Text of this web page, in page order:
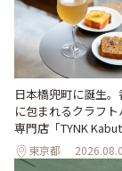
日本橋兜町に誕生
に包まれるクラフ
専門店「TYNK
東京都